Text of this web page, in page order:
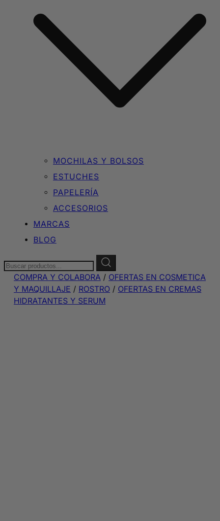
MOCHILAS Y BOLSOS
ESTUCHES
PAPELERÍA
ACCESORIOS
MARCAS
BLOG
Buscar:
COMPRA Y COLABORA / OFERTAS EN COSMETICA
Y MAQUILLAJE / ROSTRO / OFERTAS EN CREMAS
HIDRATANTES Y SERUM